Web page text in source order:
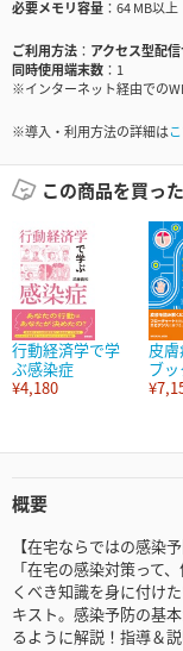
必要メモリ容量
64 MB以上
ご利用方法
アクセス型配
同時使用端末数
1
※インターネット経由での
※導入・利用方法の詳細は
この商品を買っ
行動経済学で学
ぶ感染症
¥4,180
皮
ブッ
概要
【在宅ならではの感染
「在宅の感染対策って
くべき知識を身に付け
キスト。感染予防の基
るように解説！指導＆